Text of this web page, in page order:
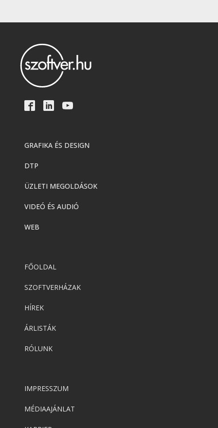
GRAFIKA ÉS DESIGN
DTP
ÜZLETI MEGOLDÁSOK
VIDEÓ ÉS AUDIÓ
WEB
FŐOLDAL
SZOFTVERHÁZAK
HÍREK
ÁRLISTÁK
RÓLUNK
IMPRESSZUM
MÉDIAAJÁNLAT